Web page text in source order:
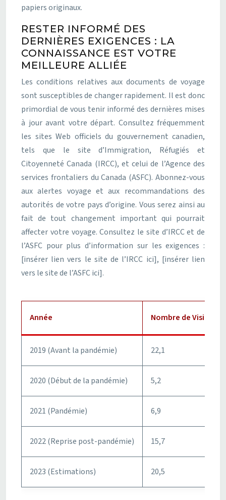
papiers originaux.
RESTER INFORMÉ DES
DERNIÈRES EXIGENCES : LA
CONNAISSANCE EST VOTRE
MEILLEURE ALLIÉE
Les conditions relatives aux documents de voyage
sont susceptibles de changer rapidement. Il est donc
primordial de vous tenir informé des dernières mises
à jour avant votre départ. Consultez fréquemment
les sites Web officiels du gouvernement canadien,
tels que le site d’Immigration, Réfugiés et
Citoyenneté Canada (IRCC), et celui de l’Agence des
services frontaliers du Canada (ASFC). Abonnez-vous
aux alertes voyage et aux recommandations des
autorités de votre pays d’origine. Vous serez ainsi au
fait de tout changement important qui pourrait
affecter votre voyage. Consultez le site d’IRCC et de
l’ASFC pour plus d’information sur les exigences :
[insérer lien vers le site de l’IRCC ici], [insérer lien
vers le site de l’ASFC ici].
Année Nombre de
2019 (Avant la pandémie) 22,1
2020 (Début de la pandémie) 5,2
2021 (Pandémie) 6,9
2022 (Reprise post-pandémie) 15,7
2023 (Estimations) 20,5